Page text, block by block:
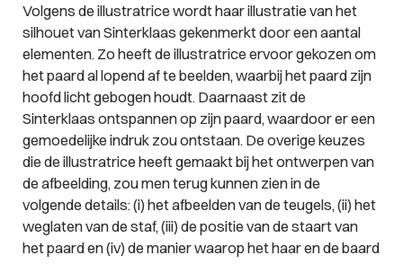
Volgens de illustratrice wordt haar illustratie van het
silhouet van Sinterklaas gekenmerkt door een aantal
elementen. Zo heeft de illustratrice ervoor gekozen om
het paard al lopend af te beelden, waarbij het paard zijn
hoofd licht gebogen houdt. Daarnaast zit de
Sinterklaas ontspannen op zijn paard, waardoor er een
gemoedelijke indruk zou ontstaan. De overige keuzes
die de illustratrice heeft gemaakt bij het ontwerpen van
de afbeelding, zou men terug kunnen zien in de
volgende details: (i) het afbeelden van de teugels, (ii) het
weglaten van de staf, (iii) de positie van de staart van
het paard en (iv) de manier waarop het haar en de baard